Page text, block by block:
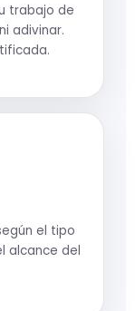
trabajo de
adivinar.
el tipo
alcance del